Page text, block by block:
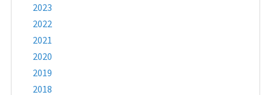
2023
2022
2021
2020
2019
2018